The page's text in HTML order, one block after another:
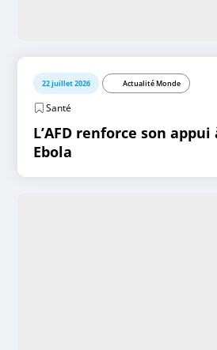
22 juillet 2026 Actualité Monde
Santé
L’AFD renforce son appui
Ebola